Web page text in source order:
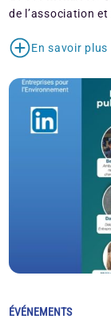
de l’association
En savoir plus
ÉVÉNEMENTS